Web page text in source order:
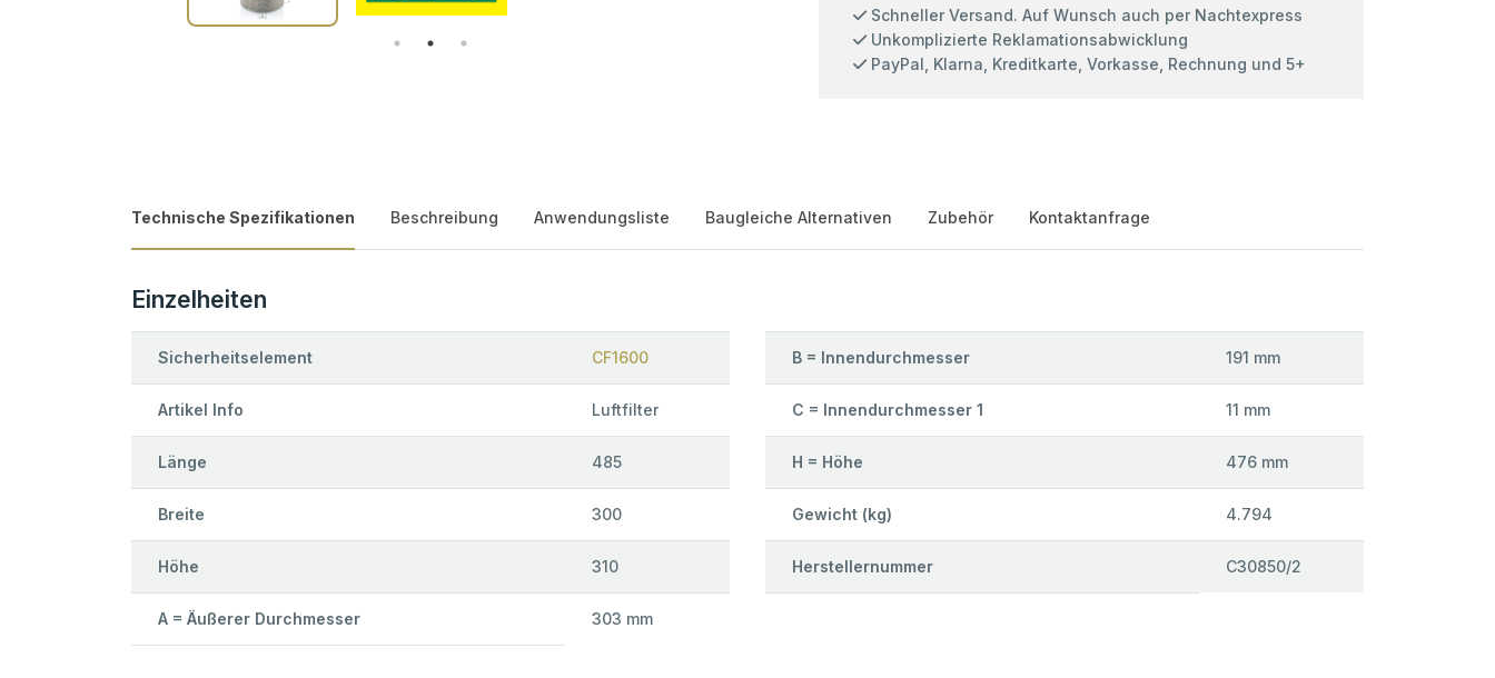
Schneller Versand. Auf Wunsch auch per Nachtexpress
Unkomplizierte Reklamationsabwicklung
PayPal, Klarna, Kreditkarte, Vorkasse, Rechnung und 5+
Technische Spezifikationen Beschreibung Anwendungsliste Baugleiche Alternativen Zubehör Kontaktanfrage
Einzelheiten
Sicherheitselement CF1600
Artikel Info Luftfilter
Länge 485
Breite 300
Höhe 310
A = Äußerer Durchmesser 303 mm
B = Innendurchmesser 191 mm
C = Innendurchmesser 1 11 mm
H = Höhe 476 mm
Gewicht (kg) 4.794
Herstellernummer C30850/2